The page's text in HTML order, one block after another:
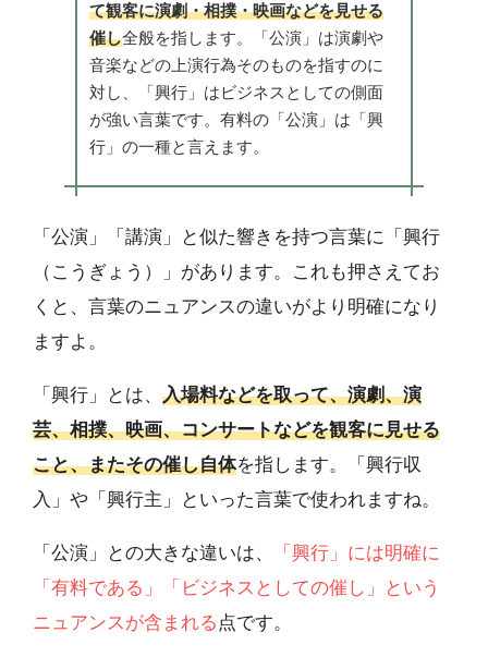
て観客に演劇・相撲・映画などを見せる
催し全般を指します。「公演」は演劇や
音楽などの上演行為そのものを指すのに
対し、「興行」はビジネスとしての側面
が強い言葉です。有料の「公演」は「興
行」の一種と言えます。
「公演」「講演」と似た響きを持つ言葉に「興行
（こうぎょう）」があります。これも押さえてお
くと、言葉のニュアンスの違いがより明確になり
ますよ。
「興行」とは、 入場料などを取って、演劇、演
芸、相撲、映画、コンサートなどを観客に見せる
こと、またその催し自体を指します。「興行収
入」や「興行主」といった言葉で使われますね。
「公演」との大きな違いは、
「興行」には明確に
「有料である」「ビジネスとしての催し」という
ニュアンスが含まれる 点です。